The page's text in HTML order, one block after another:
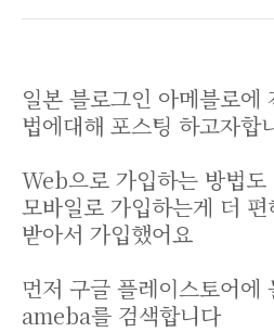
일본 블로그인 아메블로에
법에대해 포스팅 하고자합
Web으로 가입하는 방법도
모바일로 가입하는게 더
받아서 가입했어요
먼저 구글 플레이스토어에
ameba를 검색합니다